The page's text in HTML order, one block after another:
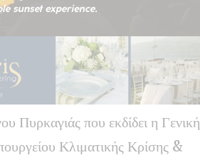
που εκδίδει η Γενική
Κλιματικής Κρίσης &